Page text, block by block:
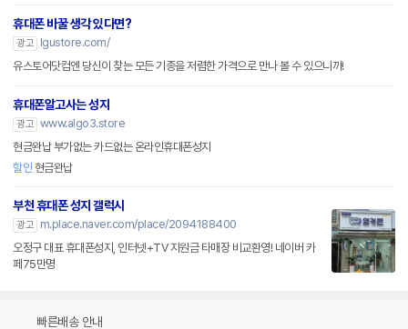
휴대폰 바꿀 생각 있다면?
광고
lgustore.com/
유스토어닷컴엔 당신이 찾는 모든 기종을 저렴한 가격으로 만나 볼 수 있으니까!
휴대폰알고사는 성지
광고 www.algo3.store
현금완납 부가없는 카드없는 온라인휴대폰성지
할인 현금완납
부천 휴대폰 성지 갤럭시
광고
m.place.naver.com/place/2094188400
오정구 대표 휴대폰성지, 인터넷+TV 지원금 타매장 비교환영! 네이버 카
페75만명
빠른배송 안내